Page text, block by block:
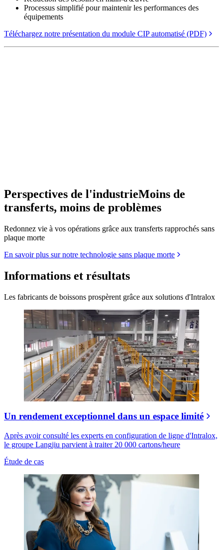
Processus simplifié pour maintenir les performances des
équipements
Téléchargez notre présentation du module CIP automatisé (PDF)
Perspectives de l'industrieMoins de
transferts, moins de problèmes
Redonnez vie à vos opérations grâce aux transferts rapprochés sans
plaque morte
En savoir plus sur notre technologie sans plaque morte
Informations et résultats
Les fabricants de boissons prospèrent grâce aux solutions d'Intralox
Un rendement exceptionnel dans un espace limité
Après avoir consulté les experts en configuration de ligne d'Intralox,
le groupe Langjiu parvient à traiter 20 000 cartons/heure
Étude de cas